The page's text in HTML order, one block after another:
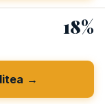
18%
→